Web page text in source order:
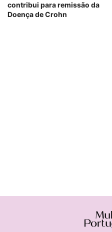
contribui para remissão da
Doença de Crohn